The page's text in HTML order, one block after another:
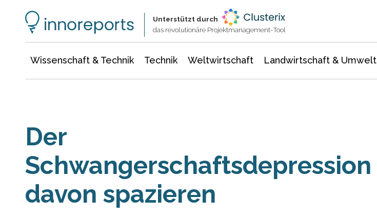
Unterstützt durch
das revolutionäre Projektmanagement-Tool
Wissenschaft & Technik Technik Weltwirtschaft Landwirtschaft & Umwelt
Der
Schwangerschaftsdepression
davon spazieren